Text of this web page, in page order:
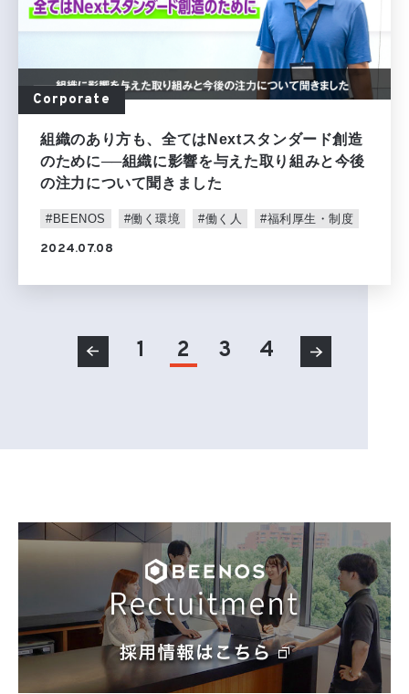
Corporate
組織のあり方も、全てはNextスタンダード創造
のために──組織に影響を与えた取り組みと今後
の注力について聞きました
#BEENOS #働く環境 #働く人 #福利厚生・制度
2024.07.08
1 2 3 4